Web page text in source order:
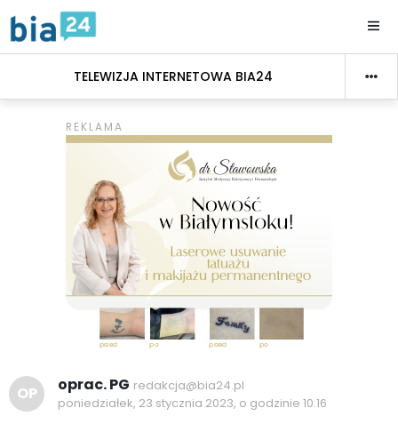
TELEWIZJA INTERNETOWA BIA24
OP oprac. PG redakcja@bia24.pl
poniedziałek, 23 stycznia 2023, o godzinie 10:16